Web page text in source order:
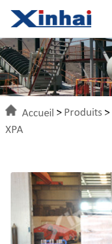
Accueil > Produits >
XPA